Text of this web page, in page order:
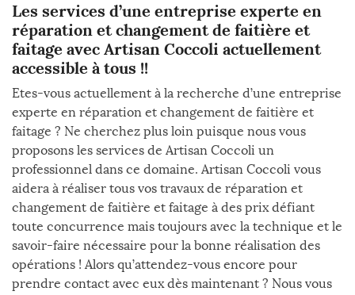
Les services d’une entreprise experte en
réparation et changement de faitière et
faitage avec Artisan Coccoli actuellement
accessible à tous !!
Etes-vous actuellement à la recherche d’une entreprise
experte en réparation et changement de faitière et
faitage ? Ne cherchez plus loin puisque nous vous
proposons les services de Artisan Coccoli un
professionnel dans ce domaine. Artisan Coccoli vous
aidera à réaliser tous vos travaux de réparation et
changement de faitière et faitage à des prix défiant
toute concurrence mais toujours avec la technique et le
savoir-faire nécessaire pour la bonne réalisation des
opérations ! Alors qu’attendez-vous encore pour
prendre contact avec eux dès maintenant ? Nous vous